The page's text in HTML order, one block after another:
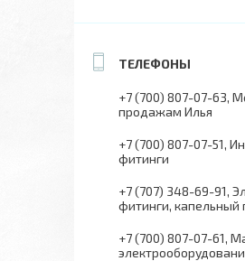
+7 (700) 807-07-63
продажам Илья
+7 (700) 807-07-51
фитинги
+7 (707) 348-69-91
фитинги, капельный
+7 (700) 807-07-61